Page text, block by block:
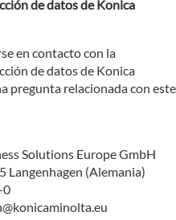
de datos de Konica
en contacto con la
de datos de Konica
pregunta relacionada con este
Solutions Europe GmbH
Langenhagen (Alemania)
0